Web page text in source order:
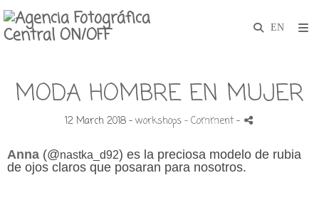
MODA HOMBRE EN MUJER
12 March 2018 -workshops- Comment-
Anna (@nastka_d92) es la preciosa modelo de rubia
de ojos claros que posaran para nosotros.